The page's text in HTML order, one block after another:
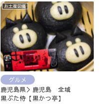
お土産図鑑
グルメ
鹿児島県＞鹿児島 全域
黒ぶた侍【黒かつ亭】